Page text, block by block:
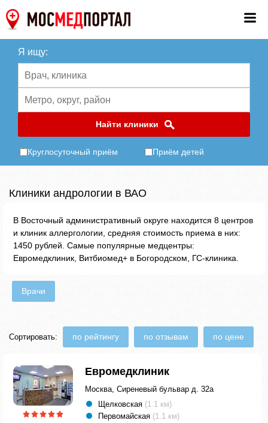
Я ищу:
Найти клиники
Круглосуточный приём Приём детей
Клиники андрологии в ВАО
В Восточный административный округе находится 8 центров
и клиник аллергологии, средняя стоимость приема в них:
1450 рублей. Самые популярные медцентры:
Евромедклиник, Витбиомед+ в Богородском, ГС-клиника.
Врачи
Сортировать: по рейтингу по отзывам по цене
Евромедклиник
Москва, Сиреневый бульвар д. 32а
Щелковская (1.1 км)
Первомайская (1.1 км)